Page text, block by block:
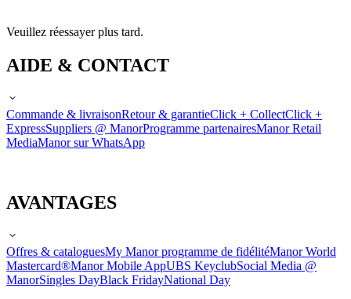
Veuillez réessayer plus tard.
AIDE & CONTACT
Commande & livraisonRetour & garantieClick + CollectClick +
ExpressSuppliers @ ManorProgramme partenairesManor Retail
MediaManor sur WhatsApp
AVANTAGES
Offres & cataloguesMy Manor programme de fidélitéManor World
Mastercard®Manor Mobile AppUBS KeyclubSocial Media @
ManorSingles DayBlack FridayNational Day